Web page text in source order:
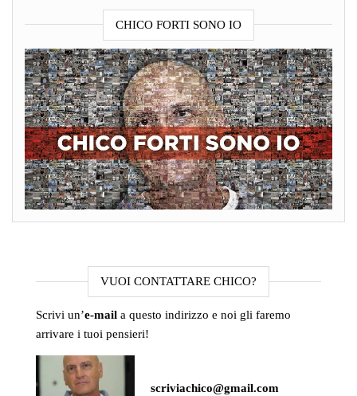
CHICO FORTI SONO IO
VUOI CONTATTARE CHICO?
Scrivi un’e-mail a questo indirizzo e noi gli faremo
arrivare i tuoi pensieri!
scriviachico@gmail.com